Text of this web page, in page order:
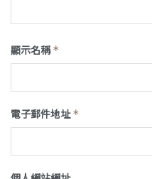
顯示名稱*
電子郵件地址*